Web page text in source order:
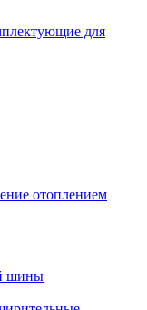
для
отоплением
шины